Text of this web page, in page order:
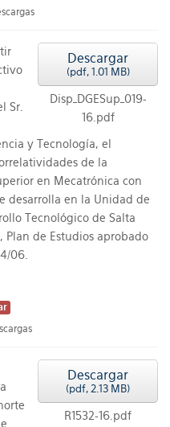
Descargar
(pdf, 1.01 MB)
Disp_DGESup_019-
16.pdf
Sr.
y Tecnología, el
de la
en Mecatrónica con
desarrolla en la Unidad de
Tecnológico de Salta
Plan de Estudios aprobado
06.
Descargar
(pdf, 2.13 MB)
R1532-16.pdf